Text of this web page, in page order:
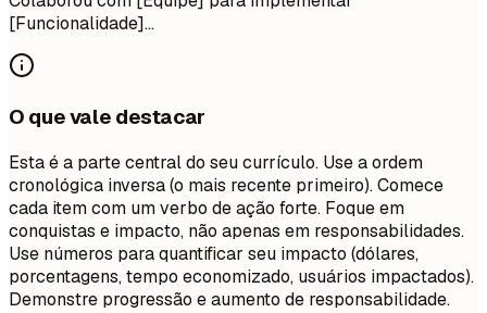
[Funcionalidade]...
O que vale destacar
Esta é a parte central do seu currículo. Use a ordem
cronológica inversa (o mais recente primeiro). Comece
cada item com um verbo de ação forte. Foque em
conquistas e impacto, não apenas em responsabilidades.
Use números para quantificar seu impacto (dólares,
porcentagens, tempo economizado, usuários impactados).
Demonstre progressão e aumento de responsabilidade.